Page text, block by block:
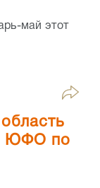
май этот
ЮФО по